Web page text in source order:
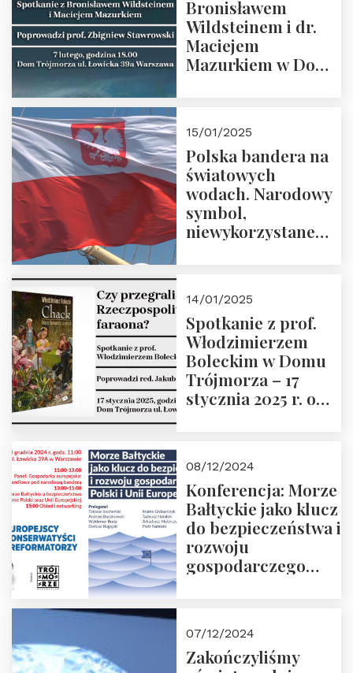
Bronisławem
Wildsteinem i dr.
Maciejem
Mazurkiem w Domu
Prowadzi prof.
Zbigniew
Stawrowski
15/01/2025
Polska bandera na
światowych
wodach. Narodowy
symbol,
niewykorzystane
14/01/2025
Spotkanie z prof.
Włodzimierzem
Boleckim w Domu
Trójmorza – 17
stycznia 2025 r. o
08/12/2024
Konferencja: Morze
Bałtyckie jako klucz
do bezpieczeństwa i
rozwoju
gospodarczego
ZAPRASZAMY
07/12/2024
Zakończyliśmy